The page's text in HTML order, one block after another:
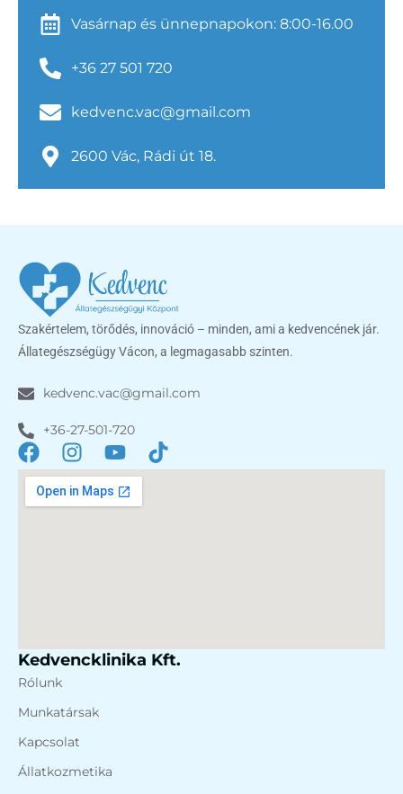
Vasárnap és ünnepnapokon: 8:00-16.00
+36 27 501 720
kedvenc.vac@gmail.com
2600 Vác, Rádi út 18.
Szakértelem, törődés, innováció – minden, ami a kedvencének jár.
Állategészségügy Vácon, a legmagasabb szinten.
kedvenc.vac@gmail.com
+36-27-501-720
Kedvencklinika Kft.
Rólunk
Munkatársak
Kapcsolat
Állatkozmetika